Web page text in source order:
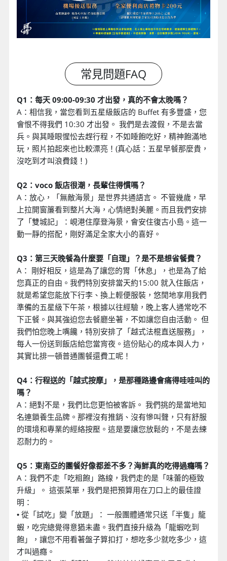
Q1：每天 09:00-09:30 才出發，真的不會太晚嗎？
A：相信我，當您看到五星級飯店的 Buffet 有多豐盛，您
會恨不得我們 10:30 才出發。 我們是去渡假，不是去當
兵。與其睡眼惺忪去趕行程，不如睡飽吃好，精神飽滿地
玩，照片拍起來也比較漂亮！(真心話：五星早餐那麼貴，
沒吃到才叫浪費錢！)
Q2：voco 飯店很潮，長輩住得慣嗎？
A：放心，「無敵海景」是世界共通語言。 不管幾歲，早
上拉開窗簾看到整片大海，心情絕對美麗。而且我們安排
了「雙城記」：峴港住摩登海景，會安住復古小島。這一
動一靜的搭配，剛好滿足全家大小的喜好。
Q3：第三天晚餐為什麼要「自理」？是不是想省餐費？
A： 剛好相反，這是為了讓您的胃「休息」，也是為了給
您真正的自由。我們特別安排當天約15:00 就入住飯店，
就是希望您能放下行李、換上輕便服裝，悠閒地享用我們
準備的五星級下午茶，根據以往經驗，晚上客人通常吃不
下正餐。與其強迫您去餐廳坐著，不如讓您自由活動。 但
我們怕您晚上嘴饞，特別安排了「越式法棍直送服務」，
每人一份送到飯店給您當宵夜。這份貼心的成本與人力，
其實比排一頓普通團餐還費工呢！
Q4：行程送的「越式按摩」，是那種路邊會痛得哇哇叫的
嗎？
A：絕對不是，我們比您更怕被客訴。 我們挑的是當地知
名連鎖養生品牌。那裡沒有推銷、沒有慘叫聲，只有舒服
的環境和專業的經絡按壓。這是要讓您放鬆的，不是去練
忍耐力的。
Q5：東南亞的團餐好像都差不多？海鮮真的吃得過癮嗎？
A：我們不走「吃粗飽」路線，我們走的是「味蕾的極致
升級」。 這張菜單，我們是把預算用在刀口上的最佳證
明：
• 從「試吃」變「放題」： 一般團體通常只送「半隻」龍
蝦，吃完總覺得意猶未盡。我們直接升級為「龍蝦吃到
飽」，讓您不用看著盤子算扣打，想吃多少就吃多少，這
才叫過癮。